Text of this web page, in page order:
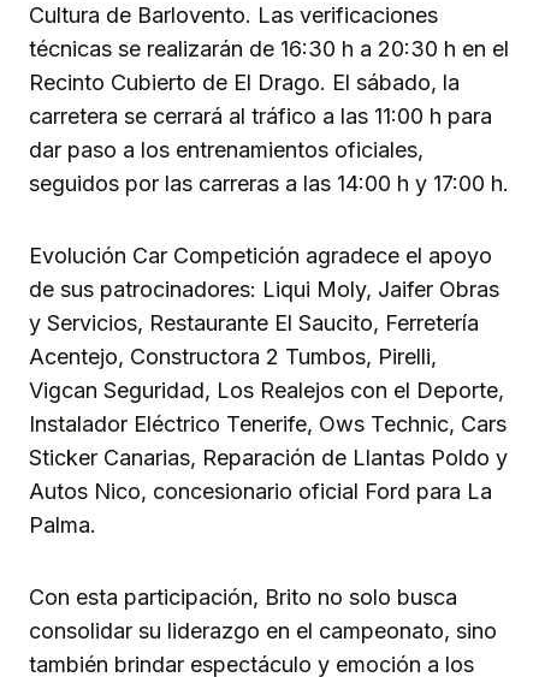
Cultura de Barlovento. Las verificaciones
técnicas se realizarán de 16:30 h a 20:30 h en el
Recinto Cubierto de El Drago. El sábado, la
carretera se cerrará al tráfico a las 11:00 h para
dar paso a los entrenamientos oficiales,
seguidos por las carreras a las 14:00 h y 17:00 h.
Evolución Car Competición agradece el apoyo
de sus patrocinadores: Liqui Moly, Jaifer Obras
y Servicios, Restaurante El Saucito, Ferretería
Acentejo, Constructora 2 Tumbos, Pirelli,
Vigcan Seguridad, Los Realejos con el Deporte,
Instalador Eléctrico Tenerife, Ows Technic, Cars
Sticker Canarias, Reparación de Llantas Poldo y
Autos Nico, concesionario oficial Ford para La
Palma.
Con esta participación, Brito no solo busca
consolidar su liderazgo en el campeonato, sino
también brindar espectáculo y emoción a los